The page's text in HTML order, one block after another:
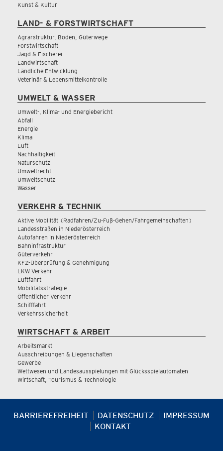
Kunst & Kultur
LAND- & FORSTWIRTSCHAFT
Agrarstruktur, Boden, Güterwege
Forstwirtschaft
Jagd & Fischerei
Landwirtschaft
Ländliche Entwicklung
Veterinär & Lebensmittelkontrolle
UMWELT & WASSER
Umwelt-, Klima- und Energiebericht
Abfall
Energie
Klima
Luft
Nachhaltigkeit
Naturschutz
Umweltrecht
Umweltschutz
Wasser
VERKEHR & TECHNIK
Aktive Mobilität (Radfahren/Zu-Fuß-Gehen/Fahrgemeinschaften)
Landesstraßen in Niederösterreich
Autofahren in Niederösterreich
Bahninfrastruktur
Güterverkehr
KFZ-Überprüfung & Genehmigung
LKW Verkehr
Luftfahrt
Mobilitätsstrategie
Öffentlicher Verkehr
Schifffahrt
Verkehrssicherheit
WIRTSCHAFT & ARBEIT
Arbeitsmarkt
Ausschreibungen & Liegenschaften
Gewerbe
Wettwesen und Landesausspielungen mit Glücksspielautomaten
Wirtschaft, Tourismus & Technologie
BARRIEREFREIHEIT DATENSCHUTZ
IMPRESSUM
KONTAKT